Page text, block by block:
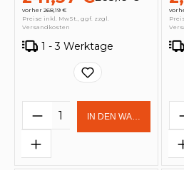
vorher 268,19 €
Preise inkl. MwSt., ggf. zzgl.
Versandkosten
1 - 3 Werktage
Produkt Anzahl:
IN DEN WARENKORB